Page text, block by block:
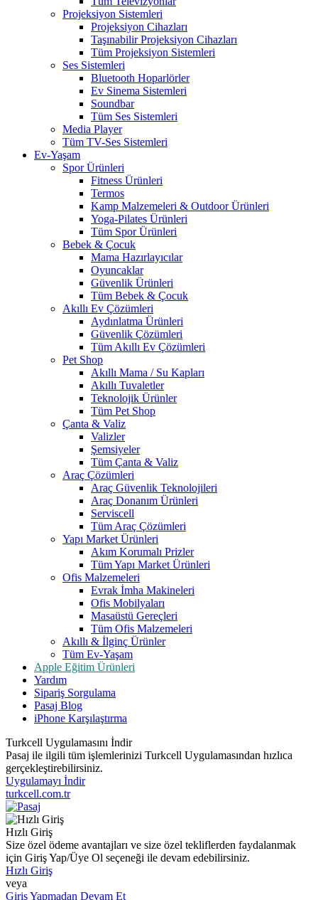
Projeksiyon Sistemleri
Projeksiyon Cihazları
Taşınabilir Projeksiyon Cihazları
Tüm Projeksiyon Sistemleri
Ses Sistemleri
Bluetooth Hoparlörler
Ev Sinema Sistemleri
Soundbar
Tüm Ses Sistemleri
Media Player
Tüm TV-Ses Sistemleri
Ev-Yaşam
Spor Ürünleri
Fitness Ürünleri
Termos
Kamp Malzemeleri & Outdoor Ürünleri
Yoga-Pilates Ürünleri
Tüm Spor Ürünleri
Bebek & Çocuk
Mama Hazırlayıcılar
Oyuncaklar
Güvenlik Ürünleri
Tüm Bebek & Çocuk
Akıllı Ev Çözümleri
Aydınlatma Ürünleri
Güvenlik Çözümleri
Tüm Akıllı Ev Çözümleri
Pet Shop
Akıllı Mama / Su Kapları
Akıllı Tuvaletler
Teknolojik Ürünler
Tüm Pet Shop
Çanta & Valiz
Valizler
Şemsiyeler
Tüm Çanta & Valiz
Araç Çözümleri
Araç Güvenlik Teknolojileri
Araç Donanım Ürünleri
Serviscell
Tüm Araç Çözümleri
Yapı Market Ürünleri
Akım Korumalı Prizler
Tüm Yapı Market Ürünleri
Ofis Malzemeleri
Evrak İmha Makineleri
Ofis Mobilyaları
Masaüstü Gereçleri
Tüm Ofis Malzemeleri
Akıllı & İlginç Ürünler
Tüm Ev-Yaşam
Apple Eğitim Ürünleri
Yardım
Sipariş Sorgulama
Pasaj Blog
iPhone Karşılaştırma
Turkcell Uygulamasını İndir
Pasaj ile ilgili tüm işlemlerinizi Turkcell Uygulamasından hızlıca
gerçekleştirebilirsiniz.
Uygulamayı İndir
turkcell.com.tr
Hızlı Giriş
Size özel ödeme avantajları ve size özel tekliflerden faydalanmak
için Giriş Yap/Üye Ol seçeneği ile devam edebilirsiniz.
Hızlı Giriş
veya
Giriş Yapmadan Devam Et